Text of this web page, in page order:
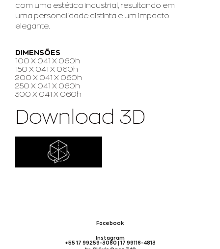
com uma estética industrial, resultando em
uma personalidade distinta e um impacto
elegante.
DIMENSÕES
100 X 041 X 060h
150 X 041 X 060h
200 X 041 X 060h
250 X 041 X 060h
300 X 041 X 060h
Download 3D
Facebook
Instagram
+55 17 99259-3080 | 17 99116-4813